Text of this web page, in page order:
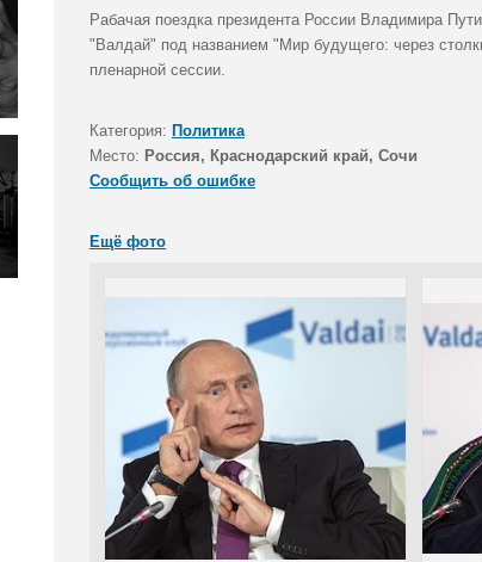
Рабачая поездка президента России Владимира
"Валдай" под названием "Мир будущего: через
пленарной сессии.
Категория: Политика
Место: Россия, Краснодарский край, Сочи
Сообщить об ошибке
Ещё фото